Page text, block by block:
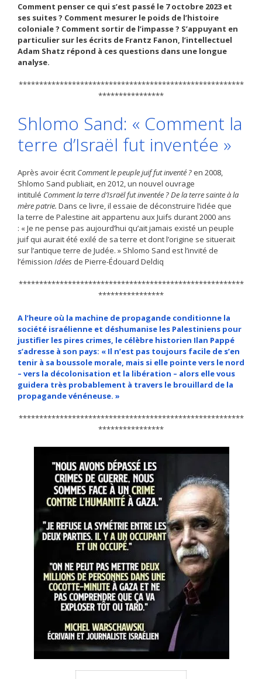
Comment penser ce qui s’est passé le 7 octobre 2023 et
ses suites? Comment mesurer le poids de l’histoire
coloniale? Comment sortir de l’impasse? S’appuyant en
particulier sur les écrits de Frantz Fanon, l’intellectuel
Adam Shatz répond à ces questions dans une longue
analyse.
*******************************************************
****************
Shlomo Sand: « Comment la
terre d’Israël fut inventée »
Après avoir écrit Comment le peuple juif fut inventé ? en 2008,
Shlomo Sand publiait, en 2012, un nouvel ouvrage
intitulé Comment la terre d’Israël fut inventée ?De la terre sainte à la
mère patrie. Dans ce livre, il essaie de déconstruire l’idée que
la terre de Palestine ait appartenu aux Juifs durant 2000 ans
: « Je ne pense pas aujourd’hui qu’ait jamais existé un peuple
juif qui aurait été exilé de sa terre et dont l’origine se situerait
sur l’antique terre de Judée. » Shlomo Sand est l’invité de
l’émission Idées de Pierre-Édouard Deldiq
*******************************************************
****************
A l’heure où la machine de propagande conditionne la
société israélienne et déshumanise les Palestiniens pour
justifier les pires crimes, le célèbre historien Ilan Pappé
s’adresse à son pays: « Il n’est pas toujours facile de s’en
tenir à sa boussole morale, mais si elle pointe vers le nord
– vers la décolonisation et la libération – alors elle vous
guidera très probablement à travers le brouillard de la
propagande vénéneuse. »
*******************************************************
****************